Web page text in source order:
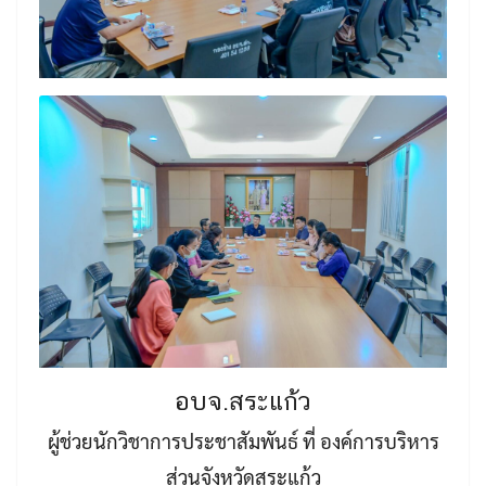
อบจ.สระแก้ว
ผู้ช่วยนักวิชาการประชาสัมพันธ์ ที่ องค์การบริหาร
ส่วนจังหวัดสระแก้ว